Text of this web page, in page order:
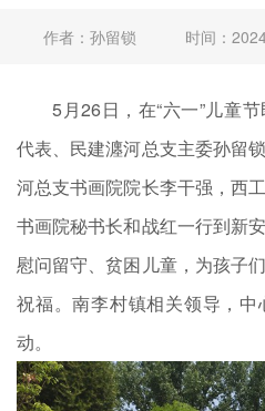
作者：孙留锁 时间：
5月26日，在“六一”儿童
代表、民建瀍河总支主委孙留
河总支书画院院长李干强，西
书画院秘书长和战红一行到新
慰问留守、贫困儿童，为孩子
祝福。南李村镇相关领导，
动。